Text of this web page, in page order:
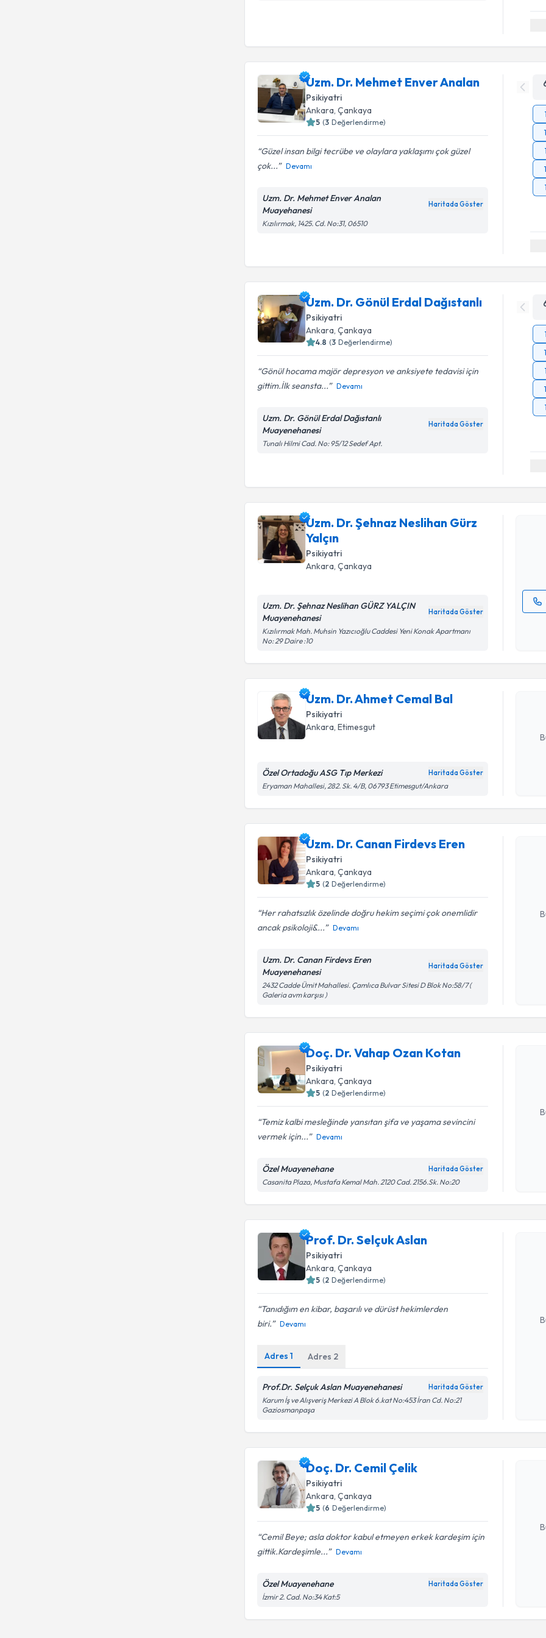
Uzm. Dr. Mehmet Enver Analan
Psikiyatri
Ankara , Çankaya
5 (3 Değerlendirme)
Güzel insan bilgi tecrübe ve olaylara yaklaşımı çok güzel
çok...
Devamı
Uzm. Dr. Mehmet Enver Analan
Muayehanesi
Haritada Göster
Kızılırmak, 1425. Cd. No:31, 06510
Uzm. Dr. Gönül Erdal Dağıstanlı
Psikiyatri
Ankara, Çankaya
4.8 (3 Değerlendirme)
Gönül hocama majör depresyon ve anksiyete tedavisi için
gittim.İlk seansta...
Devamı
Uzm. Dr. Gönül Erdal Dağıstanlı
Muayenehanesi
Haritada Göster
Tunalı Hilmi Cad. No: 95/12 Sedef Apt.
Uzm. Dr. Şehnaz Neslihan Gürz
Yalçın
Psikiyatri
Ankara , Çankaya
Uzm. Dr. Şehnaz Neslihan GÜRZ YALÇIN
Muayenehanesi
Haritada Göster
Kızılırmak Mah. Muhsin Yazıcıoğlu Caddesi Yeni Konak Apartmanı
No: 29 Daire :10
Uzm. Dr. Ahmet Cemal Bal
Psikiyatri
Ankara , Etimesgut
Özel Ortadoğu ASG Tıp Merkezi Haritada Göster
Eryaman Mahallesi, 282. Sk. 4/B, 06793 Etimesgut/Ankara
Uzm. Dr. Canan Firdevs Eren
Psikiyatri
Ankara , Çankaya
5 (2 Değerlendirme)
Her rahatsızlık özelinde doğru hekim seçimi çok onemlidir
ancak psikoloji&...
Devamı
Uzm. Dr. Canan Firdevs Eren
Muayenehanesi
Haritada Göster
2432 Cadde Ümit Mahallesi. Çamlıca Bulvar Sitesi D Blok No:58/7 (
Galeria avm karşısı )
Randevu
Doç. Dr. Vahap Ozan Kotan
Psikiyatri
Ankara , Çankaya
5 (2 Değerlendirme)
Temiz kalbi mesleğinde yansıtan şifa ve yaşama sevincini
vermek için...
Devamı
Özel Muayenehane Haritada Göster
Casanita Plaza, Mustafa Kemal Mah. 2120 Cad. 2156.Sk. No:20
Randevu
Doç. Dr.
Prof. Dr. Selçuk Aslan
Psikiyatri
Ankara , Çankaya
5 (2 Değerlendirme)
Tanıdığım en kibar, başarılı ve dürüst hekimlerden
biri.
Devamı
Adres1 Adres 2
Prof.Dr. Selçuk Aslan Muayenehanesi Haritada Göster
Karum İş ve Alışveriş Merkezi A Blok 6.kat No:453 İran Cd. No:21
Gaziosmanpaşa
Doç. Dr. Cemil Çelik
Psikiyatri
Ankara , Çankaya
5 (6 Değerlendirme)
Cemil Beye; asla doktor kabul etmeyen erkek kardeşim için
gittik.Kardeşimle...
Devamı
Özel Muayenehane Haritada Göster
İzmir 2. Cad. No:34 Kat:5
Randevu
Doç. Dr.